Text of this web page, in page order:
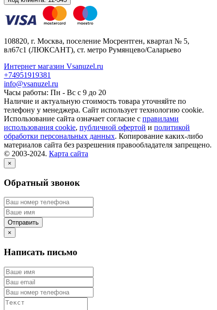
108820, г. Москва, поселение Мосрентген, квартал № 5,
вл67с1 (ЛЮКСАНТ), ст. метро Румянцево/Саларьево
Интернет магазин Vsanuzel.ru
+74951919381
info@vsanuzel.ru
Часы работы: Пн - Вс с 9 до 20
Наличие и актуальную стоимость товара уточняйте по
телефону у менеджера. Сайт использует технологию cookie.
Использование сайта означает согласие с правилами
использования cookie, публичной офертой и политикой
обработки персональных данных. Копирование каких-либо
материалов сайта без разрешения правообладателя запрещено.
© 2003-2024. Карта сайта
×
Обратный звонок
×
Написать письмо